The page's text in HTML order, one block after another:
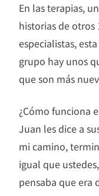
En las terapias,
historias de otros
especialistas,
grupo hay unos
que son más
¿Cómo funciona
Juan les dice a
mi camino,
igual que
pensaba que era